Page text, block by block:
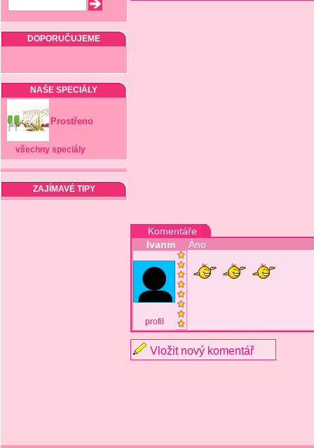
DOPORUČUJEME
NAŠE SPECIÁLY
Prostřeno
všechny speciály
ZAJÍMAVÉ TIPY
Komentáře
Ivanm
Áno
profil
Vložit nový komentář